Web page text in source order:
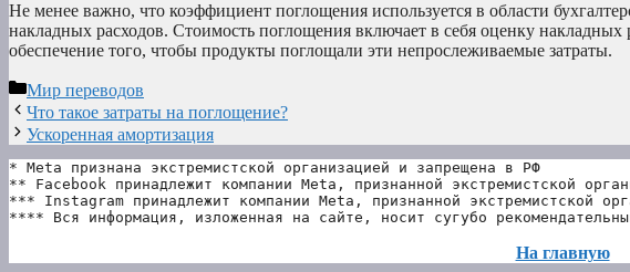
Не менее важно, что коэффициент поглощения используется в области
накладных расходов. Стоимость поглощения включает в себя оценку
обеспечение того, чтобы продукты поглощали эти непрослеживаемые затраты.
Рубрики
Мир переводов
Что такое затраты на поглощение?
Ускоренная амортизация
* Meta признана экстремистской организацией и запрещена в РФ
** Facebook принадлежит компании Meta, признанной экстремистской
*** Instagram принадлежит компании Meta, признанной экстремистской
**** Вся информация, изложенная на сайте, носит сугубо
На главную